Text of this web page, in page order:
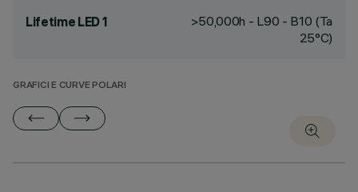
Lifetime LED 1
>50,000h - L90 - B10 (Ta
25°C)
GRAFICI E CURVE POLARI